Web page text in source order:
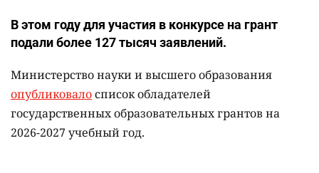
В этом году для участия в конкурсе на грант
подали более 127 тысяч заявлений.
Министерство науки и высшего образования
опубликовалосписок обладателей
государственных образовательных грантов на
2026-2027 учебный год.